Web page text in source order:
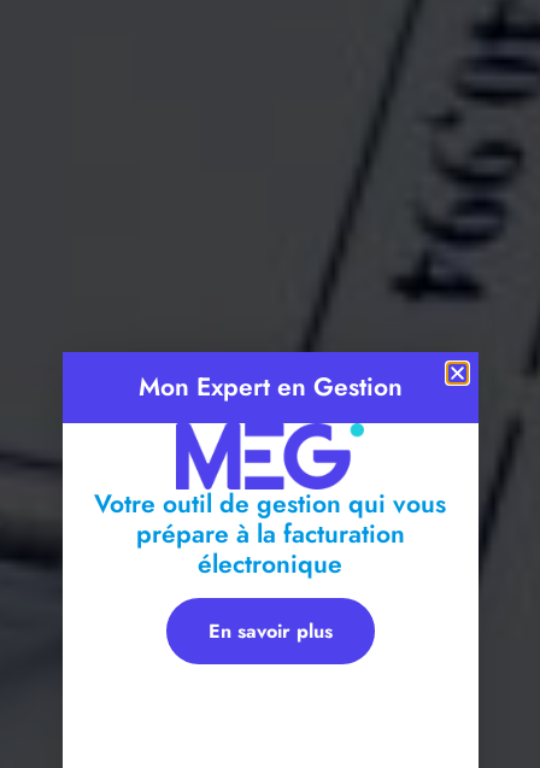
Mon Expert en Gestion
Votre outil de gestion qui vous
prépare à la facturation
électronique
En savoir plus